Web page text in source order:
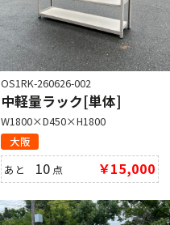
OS1RK-260626-002
中軽量ラック[単体]
W1800×D450×H1800
大阪
あと 10 点 ￥15,000